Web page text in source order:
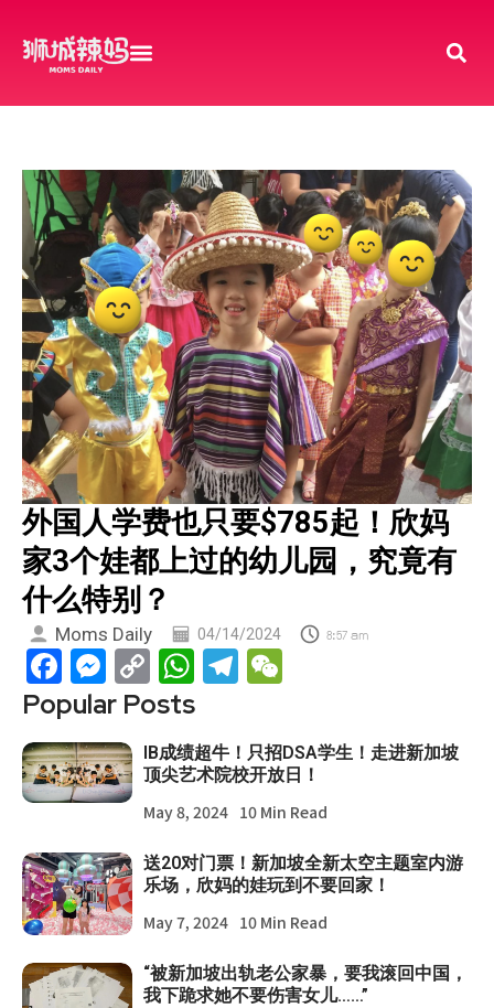
外国人学费也只要$785起！欣妈
家3个娃都上过的幼儿园，究竟有
什么特别？
Moms Daily 04/14/2024 8:57 am
Facebook
Messenger
Copy
Link
WhatsApp
Telegram
Popular Posts
IB成绩超牛！只招DSA学生！走进新加坡
顶尖艺术院校开放日！
May 8, 2024 10 Min Read
送20对门票！新加坡全新太空主题室内游
乐场，欣妈的娃玩到不要回家！
May 7, 2024 10 Min Read
“被新加坡出轨老公家暴，要我滚回中国，
我下跪求她不要伤害女儿……”